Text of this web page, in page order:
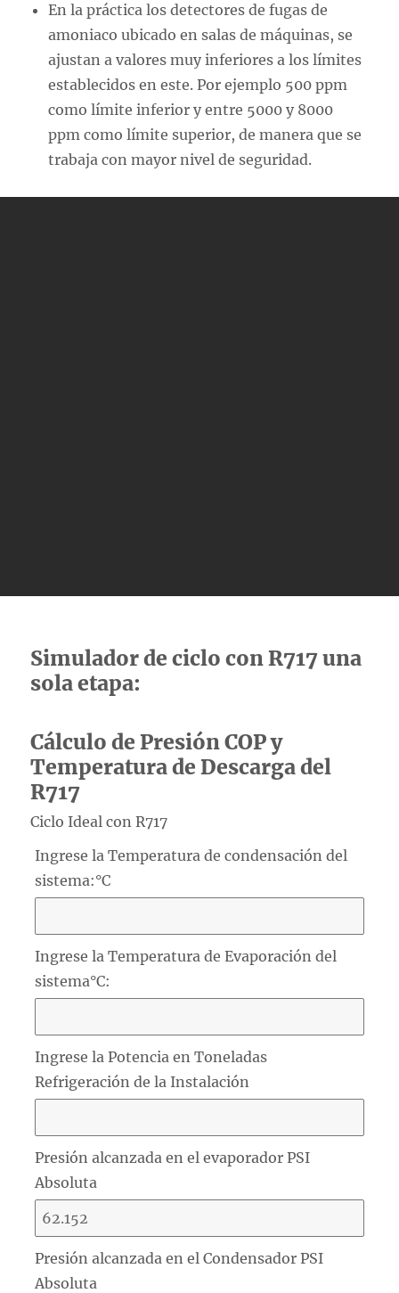
En la práctica los detectores de fugas de
amoniaco ubicado en salas de máquinas, se
ajustan a valores muy inferiores a los límites
establecidos en este. Por ejemplo 500 ppm
como límite inferior y entre 5000 y 8000
ppm como límite superior, de manera que se
trabaja con mayor nivel de seguridad.
Simulador de ciclo con R717 una
sola etapa:
Cálculo de Presión COP y
Temperatura de Descarga del
R717
Ciclo Ideal con R717
Ingrese la Temperatura de condensación del
sistema:°C
Ingrese la Temperatura de Evaporación del
sistema°C:
Ingrese la Potencia en Toneladas
Refrigeración de la Instalación
Presión alcanzada en el evaporador PSI
Absoluta
Presión alcanzada en el Condensador PSI
Absoluta